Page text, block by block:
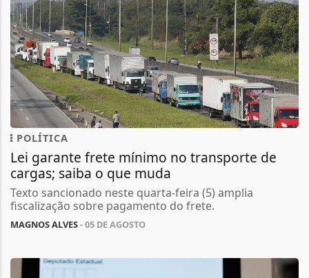
POLÍTICA
Lei garante frete mínimo no transporte de
cargas; saiba o que muda
Texto sancionado neste quarta-feira (5) amplia
fiscalização sobre pagamento do frete.
MAGNOS ALVES- 05 DE AGOSTO